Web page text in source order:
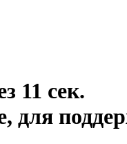
11 сек.
для